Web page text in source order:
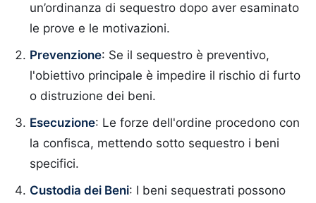
un’ordinanza di sequestro dopo aver esaminato
le prove e le motivazioni.
Prevenzione: Se il sequestro è preventivo,
l'obiettivo principale è impedire il rischio di furto
o distruzione dei beni.
Esecuzione: Le forze dell'ordine procedono con
la confisca, mettendo sotto sequestro i beni
specifici.
Custodia dei Beni: I beni sequestrati possono